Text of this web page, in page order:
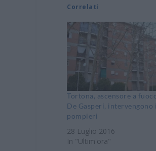
Correlati
Tortona, ascensore a
De Gasperi, intervengono i
pompieri
28 Luglio 2016
In "Ultim'ora"